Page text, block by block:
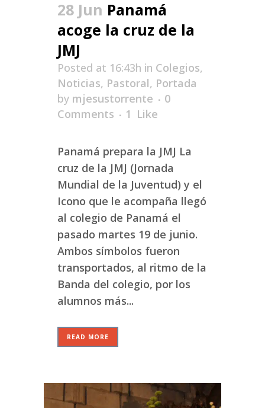
28 Jun Panamá
acoge la cruz de la
JMJ
Posted at 16:43h in Colegios,
Noticias, Pastoral, Portada
by mjesustorrente
0
Comments
1 Like
Panamá prepara la JMJ La
cruz de la JMJ (Jornada
Mundial de la Juventud) y el
Icono que le acompaña llegó
al colegio de Panamá el
pasado martes 19 de junio.
Ambos símbolos fueron
transportados, al ritmo de la
Banda del colegio, por los
alumnos más...
READ MORE